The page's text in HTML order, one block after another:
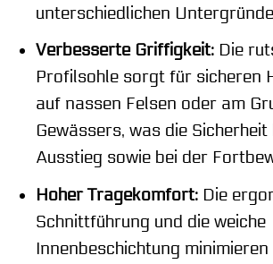
unterschiedlichen
Verbesserte Griffigkeit:Die
Profilsohle sorgt für sicheren
auf nassen Felsen oder am
Gewässers, was die
Ausstieg sowie bei der
Hoher Tragekomfort:Die
Schnittführung und die weiche
Innenbeschichtung